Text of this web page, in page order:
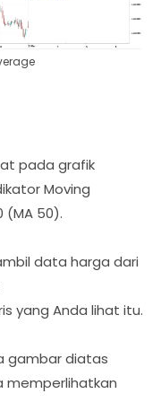
pada grafik
Moving
(MA 50).
data harga dari
yang Anda lihat itu.
gambar diatas
memperlihatkan